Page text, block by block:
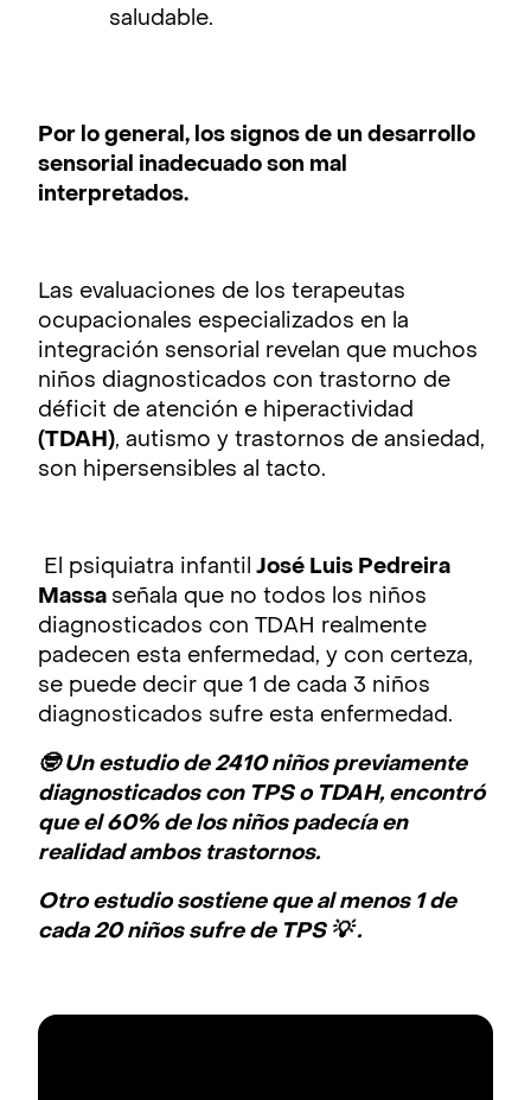
saludable.
Por lo general, los signos de un desarrollo
sensorial inadecuado son mal
interpretados.
Las evaluaciones de los terapeutas
ocupacionales especializados en la
integración sensorial revelan que muchos
niños diagnosticados con trastorno de
déficit de atención e hiperactividad
(TDAH), autismo y trastornos de ansiedad,
son hipersensibles al tacto.
El psiquiatra infantil José Luis Pedreira
Massa señala que no todos los niños
diagnosticados con TDAH realmente
padecen esta enfermedad, y con certeza,
se puede decir que 1 de cada 3 niños
diagnosticados sufre esta enfermedad.
🤓 Un estudio de 2410 niños previamente
diagnosticados con TPS o TDAH, encontró
que el 60% de los niños padecía en
realidad ambos trastornos.
Otro estudio sostiene que al menos 1 de
cada 20 niños sufre de TPS 💡 .